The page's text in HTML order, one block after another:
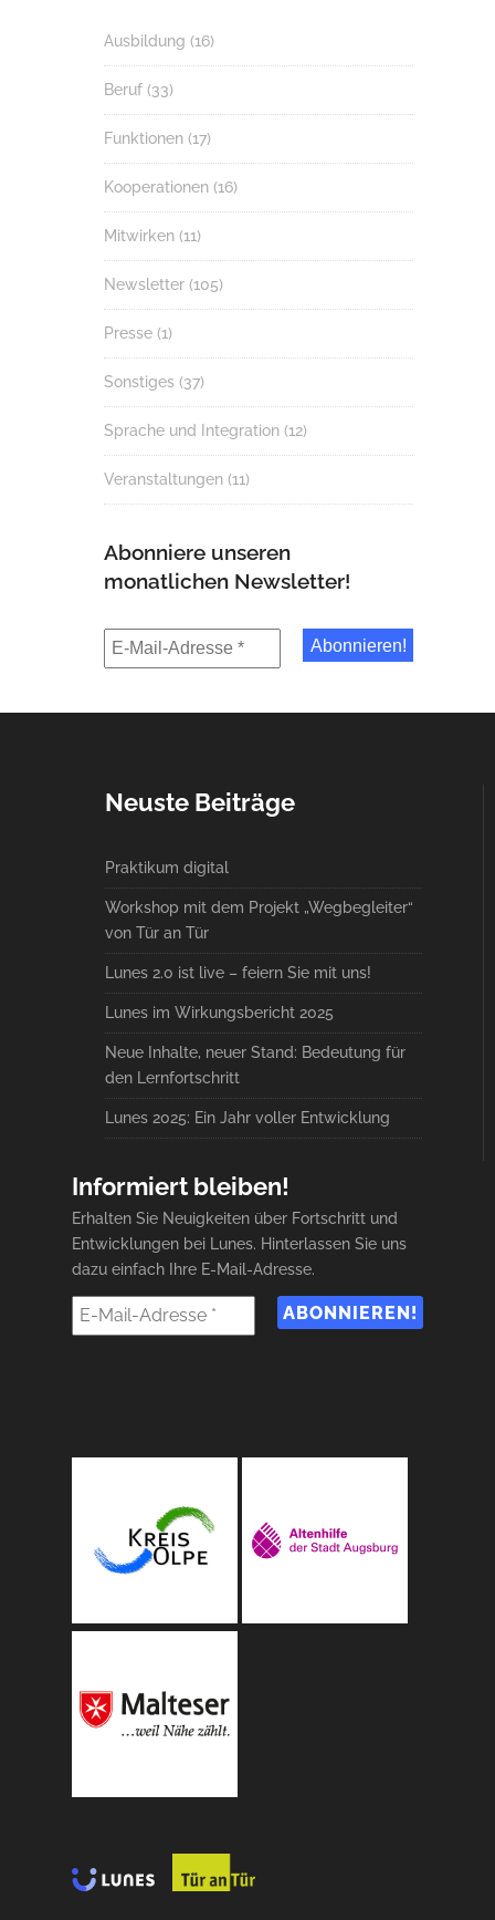
Ausbildung (16)
Beruf (33)
Funktionen (17)
Kooperationen (16)
Mitwirken (11)
Newsletter (105)
Presse (1)
Sonstiges (37)
Sprache und Integration (12)
Veranstaltungen (11)
Abonniere unseren
monatlichen Newsletter!
Neuste Beiträge
Praktikum digital
Workshop mit dem Projekt „Wegbegleiter“
von Tür an Tür
Lunes 2.0 ist live – feiern Sie mit uns!
Lunes im Wirkungsbericht 2025
Neue Inhalte, neuer Stand: Bedeutung für
den Lernfortschritt
Lunes 2025: Ein Jahr voller Entwicklung
Informiert bleiben!
Erhalten Sie Neuigkeiten über Fortschritt und
Entwicklungen bei Lunes. Hinterlassen Sie uns
dazu einfach Ihre E-Mail-Adresse.